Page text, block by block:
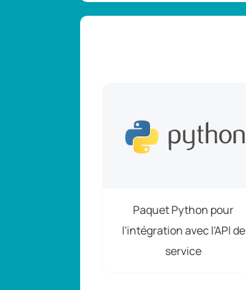
Paquet Python pour
l'intégration avec l'API de
service